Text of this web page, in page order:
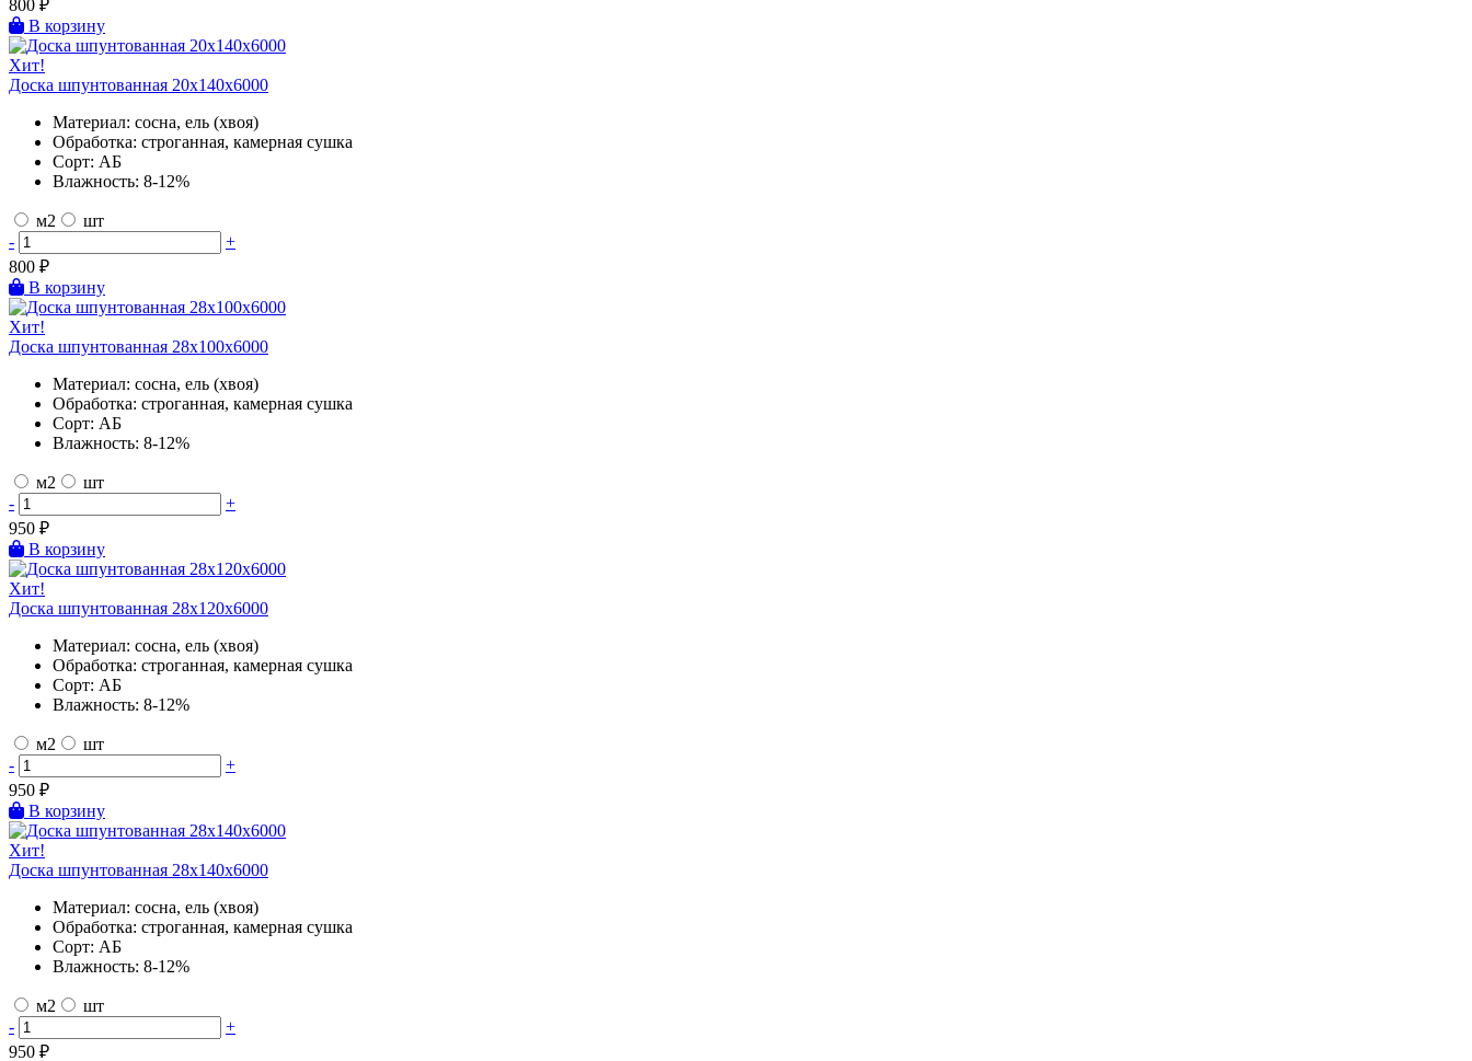
800 ₽
В корзину
Хит!
Доска шпунтованная 20х140х6000
Материал: сосна, ель (хвоя)
Обработка: строганная, камерная сушка
Сорт: АБ
Влажность: 8-12%
м2
шт
-
+
800 ₽
В корзину
Хит!
Доска шпунтованная 28х100х6000
Материал: сосна, ель (хвоя)
Обработка: строганная, камерная сушка
Сорт: АБ
Влажность: 8-12%
м2
шт
-
+
950 ₽
В корзину
Хит!
Доска шпунтованная 28х120х6000
Материал: сосна, ель (хвоя)
Обработка: строганная, камерная сушка
Сорт: АБ
Влажность: 8-12%
м2
шт
-
+
950 ₽
В корзину
Хит!
Доска шпунтованная 28х140х6000
Материал: сосна, ель (хвоя)
Обработка: строганная, камерная сушка
Сорт: АБ
Влажность: 8-12%
м2
шт
-
+
950 ₽